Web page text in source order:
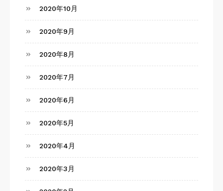
2020年10月
2020年9月
2020年8月
2020年7月
2020年6月
2020年5月
2020年4月
2020年3月